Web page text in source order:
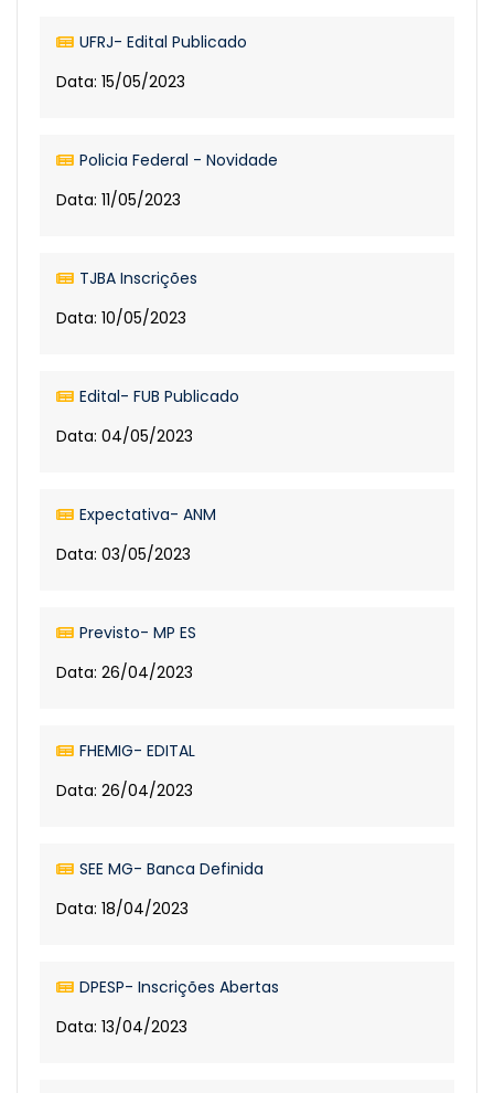
UFRJ- Edital Publicado
Data: 15/05/2023
Policia Federal - Novidade
Data: 11/05/2023
TJBA Inscrições
Data: 10/05/2023
Edital- FUB Publicado
Data: 04/05/2023
Expectativa- ANM
Data: 03/05/2023
Previsto- MP ES
Data: 26/04/2023
FHEMIG- EDITAL
Data: 26/04/2023
SEE MG- Banca Definida
Data: 18/04/2023
DPESP- Inscrições Abertas
Data: 13/04/2023